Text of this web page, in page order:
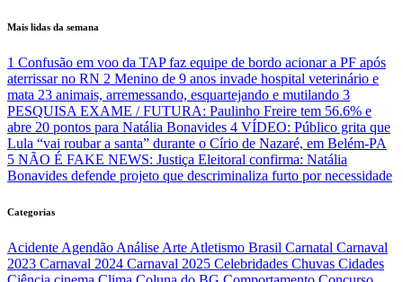
Mais lidas da semana
1 Confusão em voo da TAP faz equipe de bordo acionar a PF após
aterrissar no RN 2 Menino de 9 anos invade hospital veterinário e
mata 23 animais, arremessando, esquartejando e mutilando 3
PESQUISA EXAME / FUTURA: Paulinho Freire tem 56.6% e
abre 20 pontos para Natália Bonavides 4 VÍDEO: Público grita que
Lula “vai roubar a santa” durante o Círio de Nazaré, em Belém-PA
5 NÃO É FAKE NEWS: Justiça Eleitoral confirma: Natália
Bonavides defende projeto que descriminaliza furto por necessidade
Categorias
Acidente Agendão Análise Arte Atletismo Brasil Carnatal Carnaval
2023 Carnaval 2024 Carnaval 2025 Celebridades Chuvas Cidades